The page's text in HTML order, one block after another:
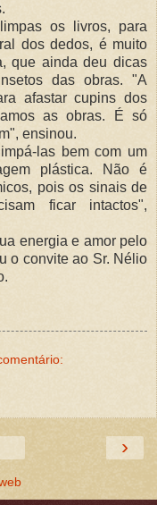
os livros, para
dos dedos, é muito
que ainda deu dicas
das obras. "A
afastar cupins dos
as obras. É só
ensinou.
las bem com um
plástica. Não é
pois os sinais de
ficar intactos",
energia e amor pelo
o convite ao Sr. Nélio
›